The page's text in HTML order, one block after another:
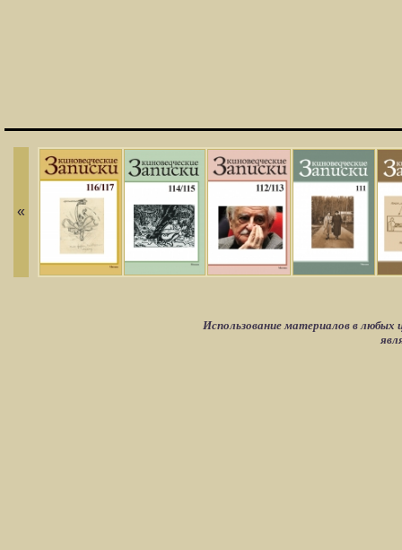
«
Использование материалов в любых